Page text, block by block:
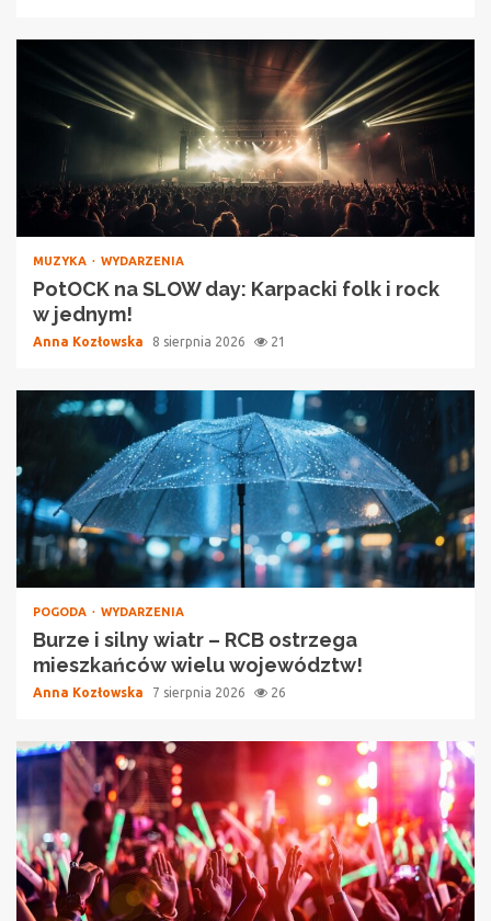
MUZYKA WYDARZENIA
PotOCK na SLOW day: Karpacki folk i rock
w jednym!
Anna Kozłowska 8 sierpnia 2026 21
POGODA WYDARZENIA
Burze i silny wiatr – RCB ostrzega
mieszkańców wielu województw!
Anna Kozłowska 7 sierpnia 2026 26